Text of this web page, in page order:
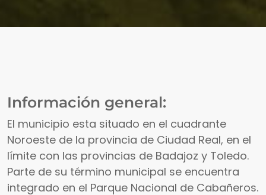
Información general:
El municipio esta situado en el cuadrante
Noroeste de la provincia de Ciudad Real, en el
límite con las provincias de Badajoz y Toledo.
Parte de su término municipal se encuentra
integrado en el Parque Nacional de Cabañeros.